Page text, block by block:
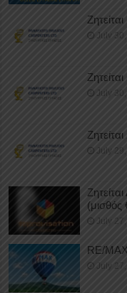
July
July
July
July
RE/
July